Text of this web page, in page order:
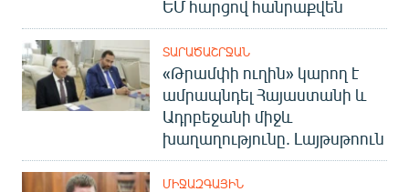
ԵՄ հարցով հանրաքվեն
ՏԱՐԱԾԱՇՐՋԱՆ
«Թրամփի ուղին» կարող է
ամրապնդել Հայաստանի և
Ադրբեջանի միջև
խաղաղությունը. Լայթսթոուն
ՄԻՋԱԶԳԱՅԻՆ